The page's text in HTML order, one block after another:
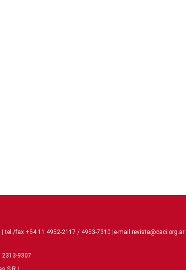
fax +54 11 4952-2117 / 4953-7310 |e-mail revista@caci.org.ar |
2313-9307